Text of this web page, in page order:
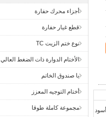
أجزاء محرك حفارة
قطع غيار حفارة
نوع ختم الزيت TC
الأختام الدوارة ذات الضغط العالي
يا صندوق الخاتم
أختام التوجيه المعزز
مجموعة كاملة طوقا